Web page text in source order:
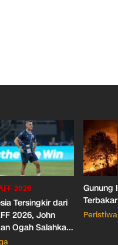
2026
Tersingkir dari
2026, John
Ogah Salahkan
Gunung
Terbakar
Peristiwa